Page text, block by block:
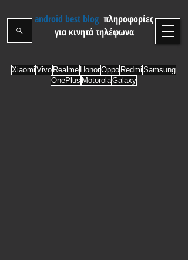
android best blog πληροφορίες
για κινητά τηλέφωνα
Xiaomi Vivo Realme HonorOppo Redmi Samsung
OnePlus MotorolaGalaxy